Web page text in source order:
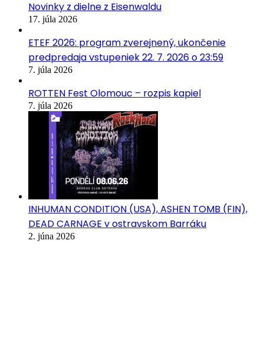
Novinky z dielne z Eisenwaldu
17. júla 2026
ETEF 2026: program zverejnený, ukončenie
predpredaja vstupeniek 22. 7. 2026 o 23:59
7. júla 2026
ROTTEN Fest Olomouc – rozpis kapiel
7. júla 2026
INHUMAN CONDITION (USA), ASHEN TOMB (FIN),
DEAD CARNAGE v ostravskom Barráku
2. júna 2026